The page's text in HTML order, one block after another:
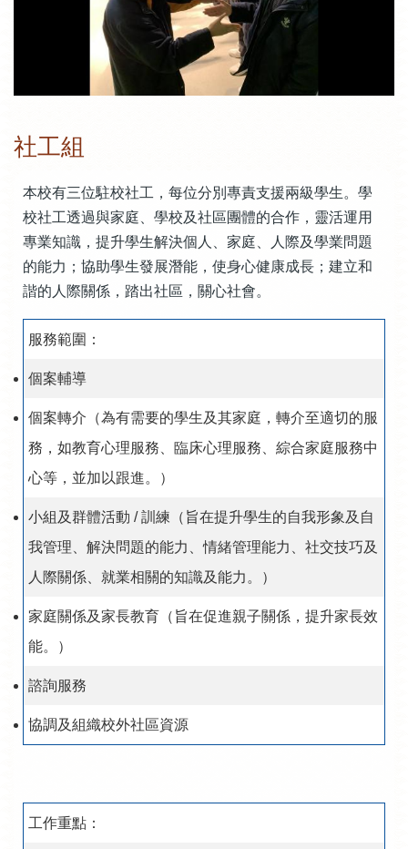
社工組
本校有三位駐校社工，每位分別專責支援兩級學生。學
校社工透過與家庭、學校及社區團體的合作，靈活運用
專業知識，提升學生解決個人、家庭、人際及學業問題
的能力；協助學生發展潛能，使身心健康成長；建立和
諧的人際關係，踏出社區，關心社會。
服務範圍：
個案輔導
個案轉介（為有需要的學生及其家庭，轉介至適切的服
務，如教育心理服務、臨床心理服務、綜合家庭服務中
心等，並加以跟進。）
小組及群體活動 / 訓練（旨在提升學生的自我形象及自
我管理、解決問題的能力、情緒管理能力、社交技巧及
人際關係、就業相關的知識及能力。）
家庭關係及家長教育（旨在促進親子關係，提升家長效
能。）
諮詢服務
協調及組織校外社區資源
工作重點：